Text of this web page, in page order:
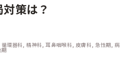
策は？
環器科, 精神科, 耳鼻咽喉科, 皮膚科, 急性期, 病
期